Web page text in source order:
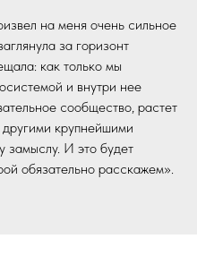
на меня очень сильное
за горизонт
как только мы
и внутри нее
сообщество, растет
крупнейшими
замыслу. И это будет
обязательно расскажем».